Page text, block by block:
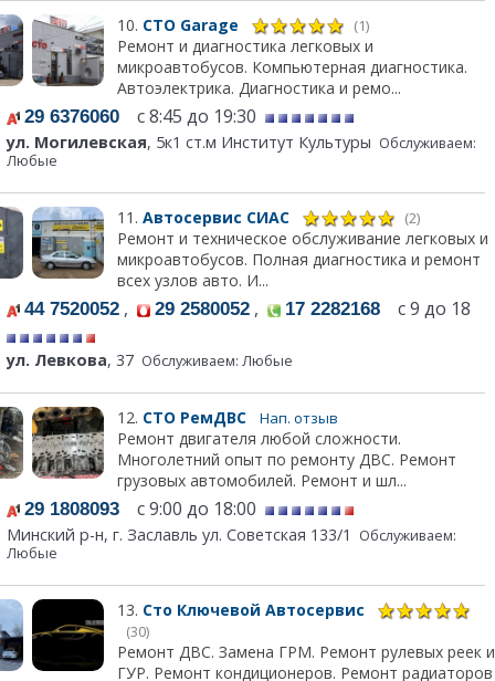
10. СТО Garage (1)
Ремонт и диагностика легковых и
микроавтобусов. Компьютерная диагностика.
Автоэлектрика. Диагностика и ремо...
29 6376060 с 8:45 до 19:30
ул. Могилевская, 5к1 ст.м Институт Культуры Обслуживаем:
Любые
11. Автосервис СИАС (2)
Ремонт и техническое обслуживание легковых и
микроавтобусов. Полная диагностика и ремонт
всех узлов авто. И...
44 7520052 , 29 2580052 , 17 2282168 с 9 до 18
ул. Левкова, 37 Обслуживаем: Любые
12. СТО РемДВС Нап. отзыв
Ремонт двигателя любой сложности.
Многолетний опыт по ремонту ДВС. Ремонт
грузовых автомобилей. Ремонт и шл...
29 1808093 с 9:00 до 18:00
Минский р-н, г. Заславль ул. Советская 133/1
Обслуживаем:
Любые
13. Сто Ключевой Автосервис
(30)
Ремонт ДВС. Замена ГРМ. Ремонт рулевых реек и
ГУР. Ремонт кондиционеров. Ремонт радиаторов